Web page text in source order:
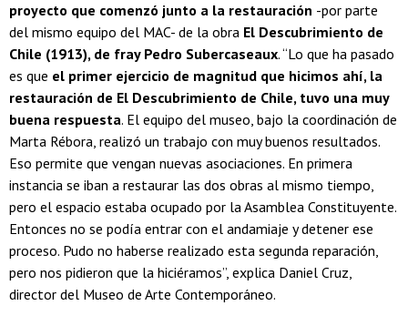
proyecto que comenzó junto a la restauración -por parte
del mismo equipo del MAC- de la obra El Descubrimiento de
Chile (1913), de fray Pedro Subercaseaux. “Lo que ha pasado
es que el primer ejercicio de magnitud que hicimos ahí, la
restauración de El Descubrimiento de Chile, tuvo una muy
buena respuesta. El equipo del museo, bajo la coordinación de
Marta Rébora, realizó un trabajo con muy buenos resultados.
Eso permite que vengan nuevas asociaciones. En primera
instancia se iban a restaurar las dos obras al mismo tiempo,
pero el espacio estaba ocupado por la Asamblea Constituyente.
Entonces no se podía entrar con el andamiaje y detener ese
proceso. Pudo no haberse realizado esta segunda reparación,
pero nos pidieron que la hiciéramos”, explica Daniel Cruz,
director del Museo de Arte Contemporáneo.